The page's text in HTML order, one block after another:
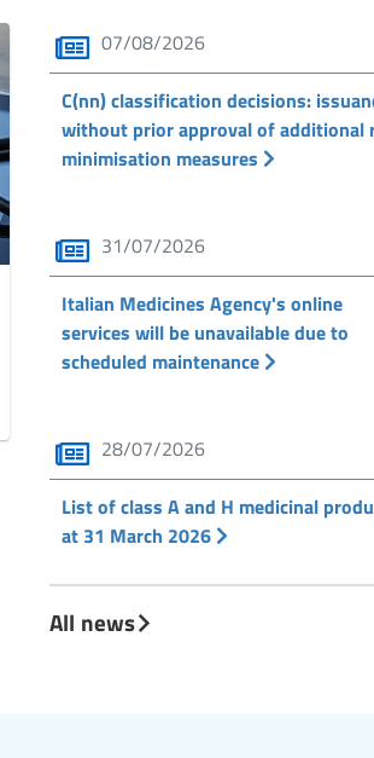
07/08/2026
C(nn) classification decisions:
without prior approval of additional
minimisation measures
31/07/2026
Italian Medicines Agency's online
services will be unavailable due to
scheduled maintenance
28/07/2026
List of class A and H medicinal
at 31 March 2026
All news